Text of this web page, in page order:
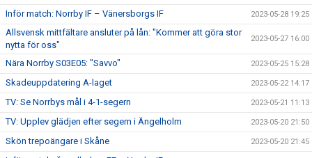
Inför match: Norrby IF – Vänersborgs IF 2023-05-28 19:25
Allsvensk mittfältare ansluter på lån: "Kommer att göra stor
nytta för oss"
2023-05-27 16:00
Nära Norrby S03E05: "Savvo" 2023-05-25 15:28
Skadeuppdatering A-laget 2023-05-22 14:17
TV: Se Norrbys mål i 4-1-segern 2023-05-21 11:13
TV: Upplev glädjen efter segern i Ängelholm 2023-05-20 21:50
Skön trepoängare i Skåne 2023-05-20 21:45